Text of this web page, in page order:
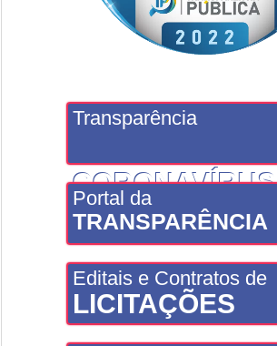
Transparência
CORONAVÍRUS
Portal da
TRANSPARÊNCIA
Editais e Contratos de
LICITAÇÕES